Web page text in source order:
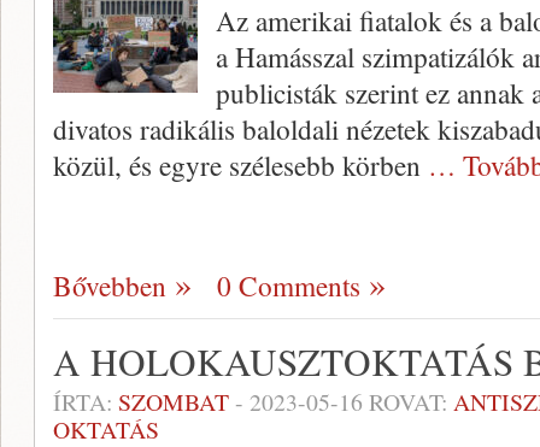
Az amerikai fiatalok és a
a Hamásszal szimpatizálók
publicisták szerint ez annak
divatos radikális baloldali nézetek
közül, és egyre szélesebb körben …
Bővebben 0 Comments
A HOLOKAUSZTOKTATÁS
ÍRTA: SZOMBAT- 2023-05-16 ROVAT:
OKTATÁS